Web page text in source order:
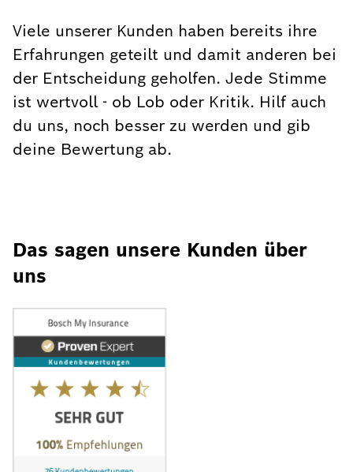
Viele unserer Kunden haben bereits ihre
Erfahrungen geteilt und damit anderen bei
der Entscheidung geholfen. Jede Stimme
ist wertvoll - ob Lob oder Kritik. Hilf auch
du uns, noch besser zu werden und gib
deine Bewertung ab.
Das sagen unsere Kunden über
uns